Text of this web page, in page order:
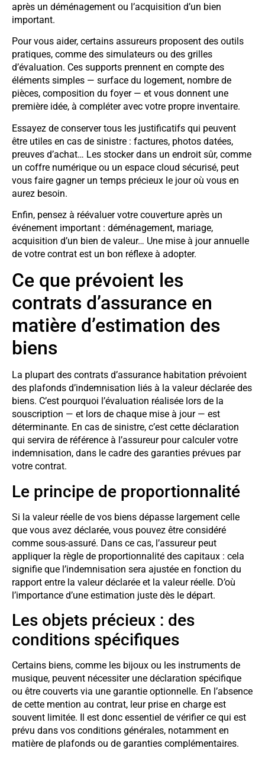
après un déménagement ou l’acquisition d’un bien
important.
Pour vous aider, certains assureurs proposent des outils
pratiques, comme des simulateurs ou des grilles
d’évaluation. Ces supports prennent en compte des
éléments simples — surface du logement, nombre de
pièces, composition du foyer — et vous donnent une
première idée, à compléter avec votre propre inventaire.
Essayez de conserver tous les justificatifs qui peuvent
être utiles en cas de sinistre : factures, photos datées,
preuves d’achat… Les stocker dans un endroit sûr, comme
un coffre numérique ou un espace cloud sécurisé, peut
vous faire gagner un temps précieux le jour où vous en
aurez besoin.
Enfin, pensez à réévaluer votre couverture après un
événement important : déménagement, mariage,
acquisition d’un bien de valeur… Une mise à jour annuelle
de votre contrat est un bon réflexe à adopter.
Ce que prévoient les
contrats d’assurance en
matière d’estimation des
biens
La plupart des contrats d’assurance habitation prévoient
des plafonds d’indemnisation liés à la valeur déclarée des
biens. C’est pourquoi l’évaluation réalisée lors de la
souscription — et lors de chaque mise à jour — est
déterminante. En cas de sinistre, c’est cette déclaration
qui servira de référence à l’assureur pour calculer votre
indemnisation, dans le cadre des garanties prévues par
votre contrat.
Le principe de proportionnalité
Si la valeur réelle de vos biens dépasse largement celle
que vous avez déclarée, vous pouvez être considéré
comme sous-assuré. Dans ce cas, l’assureur peut
appliquer la règle de proportionnalité des capitaux : cela
signifie que l’indemnisation sera ajustée en fonction du
rapport entre la valeur déclarée et la valeur réelle. D’où
l’importance d’une estimation juste dès le départ.
Les objets précieux : des
conditions spécifiques
Certains biens, comme les bijoux ou les instruments de
musique, peuvent nécessiter une déclaration spécifique
ou être couverts via une garantie optionnelle. En l’absence
de cette mention au contrat, leur prise en charge est
souvent limitée. Il est donc essentiel de vérifier ce qui est
prévu dans vos conditions générales, notamment en
matière de plafonds ou de garanties complémentaires.